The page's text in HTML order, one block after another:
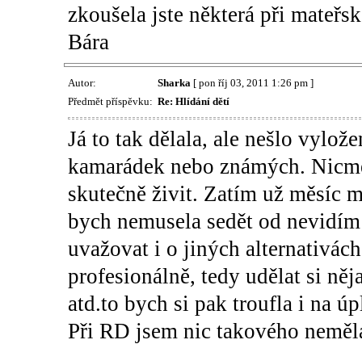
zkoušela jste některá při
Bára
Autor: Sharka [ pon říj 03, 2011 1:26 pm ]
Předmět příspěvku: Re: Hlídání dětí
Já to tak dělala, ale nešlo
kamarádek nebo známých.
skutečně živit. Zatím už měsíc
bych nemusela sedět od
uvažovat i o jiných
profesionálně, tedy udělat si
atd.to bych si pak troufla i na
Při RD jsem nic takového